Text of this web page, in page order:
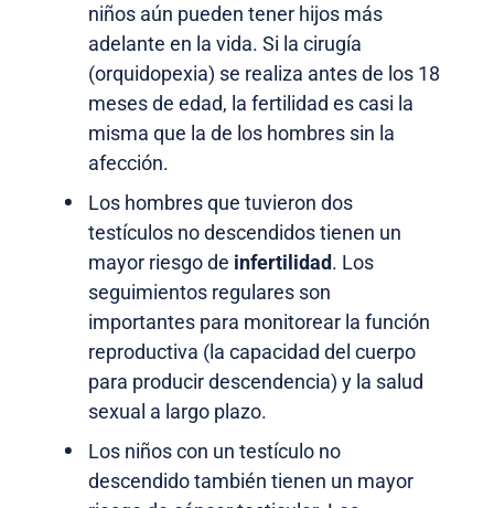
niños aún pueden tener hijos más
adelante en la vida. Si la cirugía
(orquidopexia) se realiza antes de los 18
meses de edad, la fertilidad es casi la
misma que la de los hombres sin la
afección.
Los hombres que tuvieron dos
testículos no descendidos tienen un
mayor riesgo de infertilidad. Los
seguimientos regulares son
importantes para monitorear la función
reproductiva (la capacidad del cuerpo
para producir descendencia) y la salud
sexual a largo plazo.
Los niños con un testículo no
descendido también tienen un mayor